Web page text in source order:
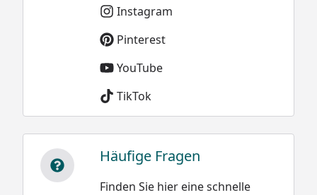
Instagram
Pinterest
YouTube
TikTok
Häufige Fragen
Finden Sie hier eine schnelle